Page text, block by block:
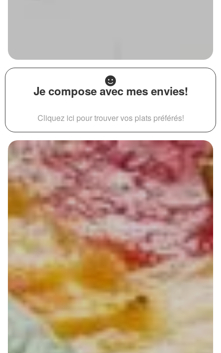
Je compose avec mes envies!
Cliquez ici pour trouver vos plats préférés!